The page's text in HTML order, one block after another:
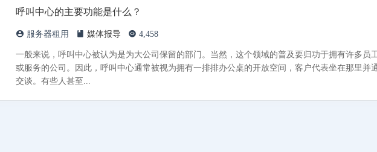
呼叫中心的主要功能是什么？
服务器租用 媒体报导 4,458
一般来说，呼叫中心被认为是为大公司保留的部门。当然，这个领域的普及要归功于拥有许多员
或服务的公司。因此，呼叫中心通常被视为拥有一排排办公桌的开放空间，客户代表坐在那里并
交谈。有些人甚至...